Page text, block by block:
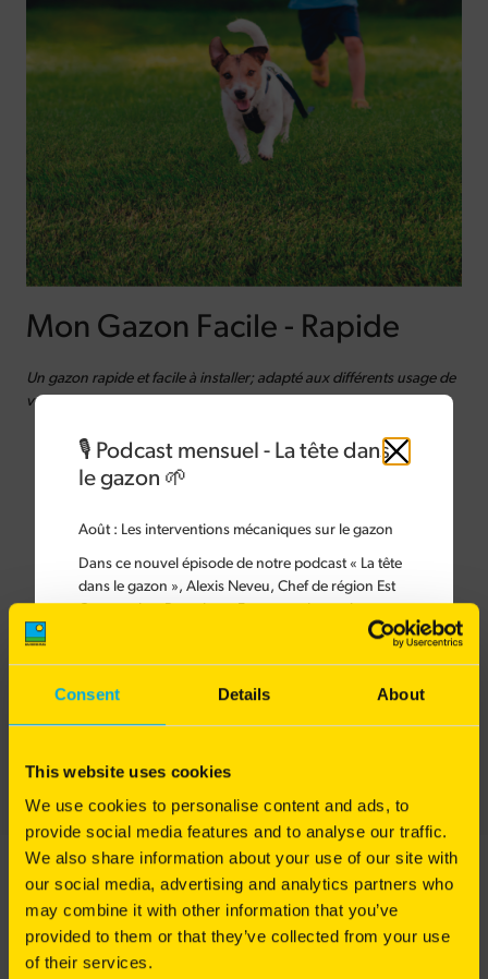
Consent Details About
This website uses cookies
We use cookies to personalise content and ads, to
provide social media features and to analyse our traffic.
We also share information about your use of our site with
our social media, advertising and analytics partners who
may combine it with other information that you’ve
provided to them or that they’ve collected from your use
of their services.
Mon Gazon Facile - Rapide
Un gazon rapide et facile à installer; adapté aux différents usage de
votre jardin.
Consultez la fiche technique
Fermer
🎙️ Podcast mensuel - La tête dans
le gazon 🌱
Août : Les interventions mécaniques sur le gazon
Dans ce nouvel épisode de notre podcast « La tête
dans le gazon », Alexis Neveu, Chef de région Est
différentes interventions mécaniques à réaliser sur
Les interventions mécaniques sont indispensables
préserver durablement la qualité du sol et
d'optimiser les bénéfices de la tonte, de l'arrosage
et de la fertilisation.
Pourquoi et comment intervenir mécaniquement
pour redonner vie à votre pelouse ? Alexis Neveu
vous explique les gestes techniques indispensables
pour entretenir un gazon sain et durable.
Bonne écoute à toutes et à tous !